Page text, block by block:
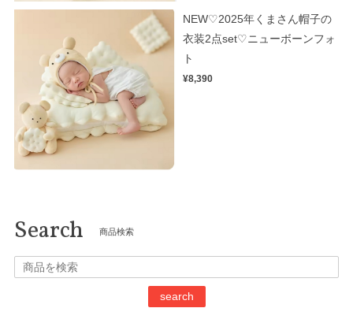
NEW♡2025年くまさん帽子の
衣装2点set♡ニューボーンフォ
ト
¥8,390
Search 商品検索
search